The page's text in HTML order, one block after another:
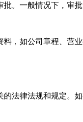
。一般情况下，审
，如公司章程、营
法律法规和规定。